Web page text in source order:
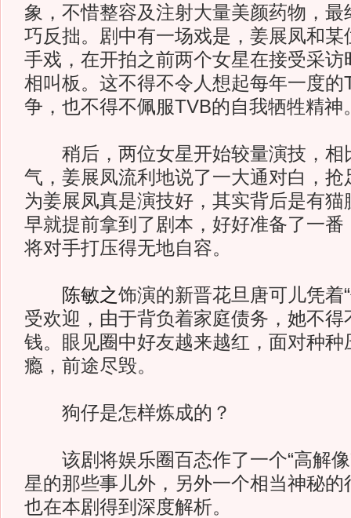
象，不惜整容及注射大量美颜药物，最
巧反拙。剧中有一场戏是，姜展凤和某
手戏，在开拍之前两个女星在接受采访
相叫板。这不得不令人想起每年一度的
争，也不得不佩服TVB的自我牺牲精神
稍后，两位女星开始较量演技，相
气，姜展凤流利地说了一大通对白，抢
为姜展凤真是演技好，其实背后是有
早就提前拿到了剧本，好好准备了一番
将对手打压得无地自容。
陈敏之饰演的新晋花旦唐可儿凭着
受欢迎，由于背负着家庭债务，她不得
钱。眼见圈中好友越来越红，面对种种
瘾，前途尽毁。
狗仔是怎样炼成的？
该剧将娱乐圈百态作了一个“高解像
星的那些事儿外，另外一个相当神秘
也在本剧得到深度解析。